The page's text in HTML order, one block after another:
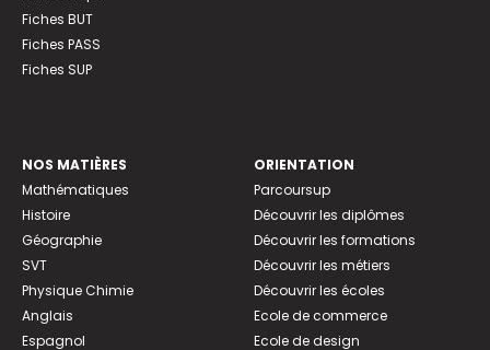
Fiches BUT
Fiches PASS
Fiches SUP
NOS MATIÈRES
Mathématiques
Histoire
Géographie
SVT
Physique Chimie
Anglais
Espagnol
ORIENTATION
Parcoursup
Découvrir les diplômes
Découvrir les formations
Découvrir les métiers
Découvrir les écoles
Ecole de commerce
Ecole de design